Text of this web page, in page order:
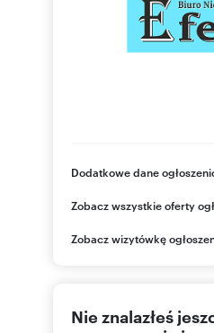
Dodatkowe dane
Trzebinia
PL
694616
Zobacz wszystkie oferty
Zobacz wizytówkę
Nie znalazłeś